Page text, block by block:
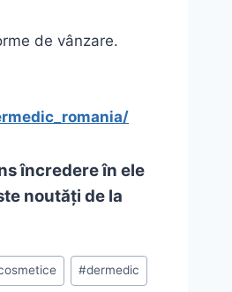
de vânzare.
încredereîn ele
noutăți de la
#dermedic